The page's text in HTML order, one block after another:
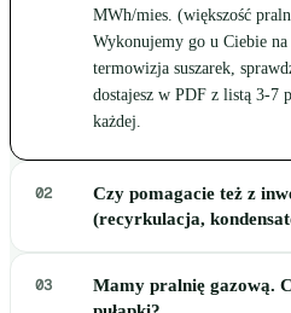
MWh/mies. (większość
Wykonujemy go u Ciebie
termowizja suszarek,
dostajesz w PDF z listą 3-7
każdej.
02
Czy pomagacie też z
(recyrkulacja,
03
Mamy pralnię gazową.